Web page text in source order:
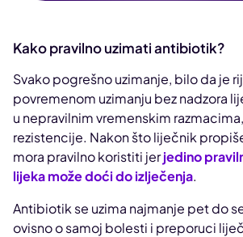
Kako pravilno uzimati antibiotik?
Svako pogrešno uzimanje, bilo da je
povremenom uzimanju bez nadzora
u nepravilnim vremenskim
rezistencije. Nakon što liječnik
mora pravilno koristiti jerjedino
lijeka može doći do izlječenja.
Antibiotik se uzima najmanje pet do
ovisno o samoj bolesti i preporuci